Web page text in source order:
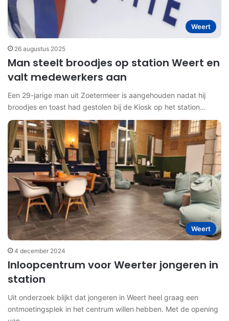
Weert
26 augustus 2025
Man steelt broodjes op station Weert en
valt medewerkers aan
Een 29-jarige man uit Zoetermeer is aangehouden nadat hij
broodjes en toast had gestolen bij de Kiosk op het station…
Weert
4 december 2024
Inloopcentrum voor Weerter jongeren in
station
Uit onderzoek blijkt dat jongeren in Weert heel graag een
ontmoetingsplek in het centrum willen hebben. Met de opening